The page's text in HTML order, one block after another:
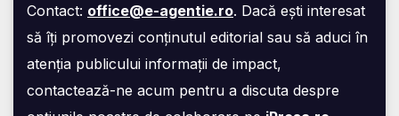
Contact: office@e-agentie.ro. Dacă ești interesat
să îți promovezi conținutul editorial sau să aduci în
atenția publicului informații de impact,
contactează-ne acum pentru a discuta despre